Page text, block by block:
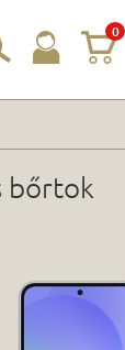
0
bőrtok